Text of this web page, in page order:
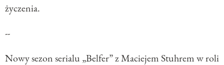
życzenia.
--
Nowy sezon serialu „Belfer” z Maciejem Stuhrem w roli